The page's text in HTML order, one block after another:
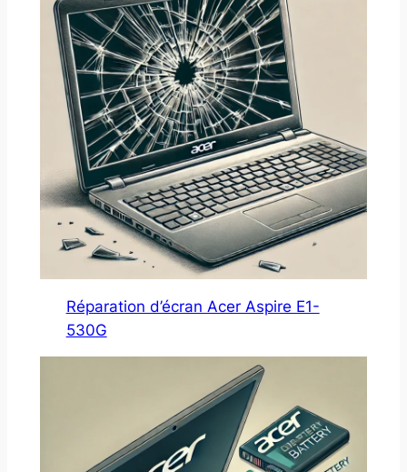
Réparation d’écran Acer Aspire E1-
530G